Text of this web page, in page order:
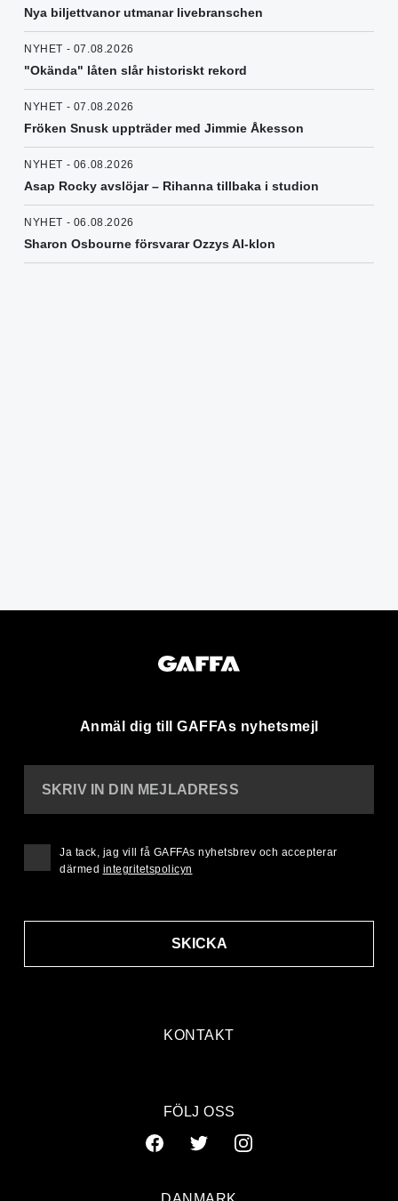
Nya biljettvanor utmanar livebranschen
NYHET - 07.08.2026
"Okända" låten slår historiskt rekord
NYHET - 07.08.2026
Fröken Snusk uppträder med Jimmie Åkesson
NYHET - 06.08.2026
Asap Rocky avslöjar – Rihanna tillbaka i studion
NYHET - 06.08.2026
Sharon Osbourne försvarar Ozzys AI-klon
Anmäl dig till GAFFAs nyhetsmejl
KONTAKT
SKRIV IN DIN MEJLADRESS
SKICKA
Ja tack, jag vill få GAFFAs nyhetsbrev och accepterar
därmed integritetspolicyn
FÖLJ OSS